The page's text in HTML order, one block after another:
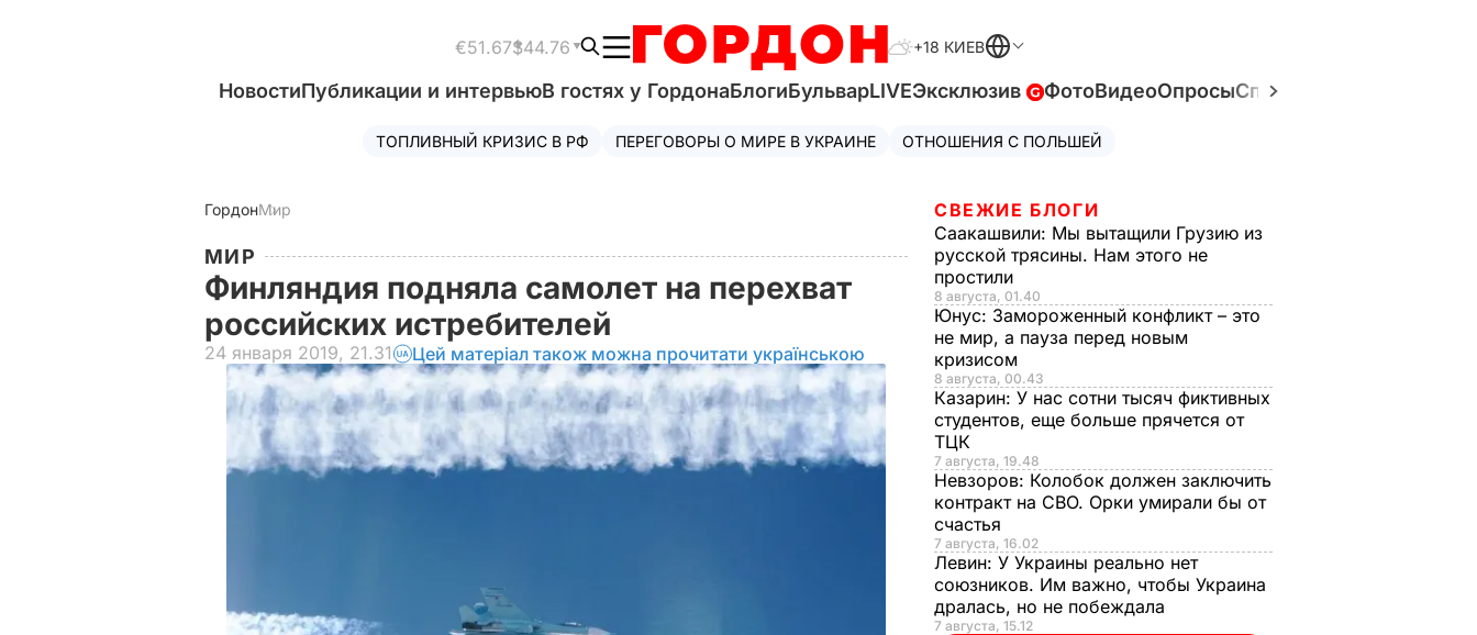
€51.67$44.76 +18 КИЕВ
НовостиПубликации и интервьюВ гостях у ГордонаБлогиБульварLIVEЭксклюзив ФотоВидеоОпросыСпецпроекты
ТОПЛИВНЫЙ КРИЗИС В РФ ПЕРЕГОВОРЫ О МИРЕ В УКРАИНЕ ОТНОШЕНИЯ С ПОЛЬШЕЙ
ГордонМир
МИР
Финляндия подняла самолет на перехват
российских истребителей
24 января 2019, 21.31 Цей матеріал також можна прочитати українською
СВЕЖИЕ БЛОГИ
Саакашвили: Мы вытащили Грузию из
русской трясины. Нам этого не
простили
8 августа, 01.40
Юнус: Замороженный конфликт – это
не мир, а пауза перед новым
кризисом
8 августа, 00.43
Казарин: У нас сотни тысяч фиктивных
студентов, еще больше прячется от
ТЦК
7 августа, 19.48
Невзоров: Колобок должен заключить
контракт на СВО. Орки умирали бы от
счастья
7 августа, 16.02
Левин: У Украины реально нет
союзников. Им важно, чтобы Украина
дралась, но не побеждала
7 августа, 15.12